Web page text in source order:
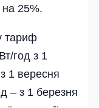
на 25%.
тариф
год з 1
1 вересня
– з 1 березня